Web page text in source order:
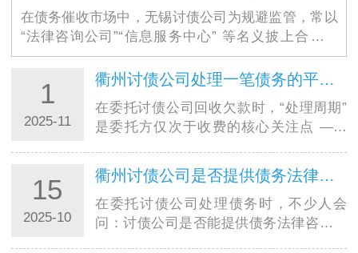
在债务催收市场中，无锡讨债公司为规避监管，常以
“法律咨询公司”“信息服务中心” 等名义披上合法外
衣，其隐蔽性极强的 “资质伪装术” 让不少债权人掉入
陷阱。这些机构看似持有工商营业执照，实则…
1
2025-11
衢州讨债公司处理一笔债务的平均周期大概是多久？
在委托讨债公司回收欠款时，“处理周期”
是委托方仅次于收费的核心关注点 ——
业运营。结合合肥讨债公司的实际服务数
据来看，债务处理并无统一周期，从 1 个
月…
15
2025-10
衢州讨债公司是否提供债务法律咨询服务？是否额外收费？
在委托讨债公司处理债务时，不少人会
问：讨债公司是否能提供债务法律咨询？